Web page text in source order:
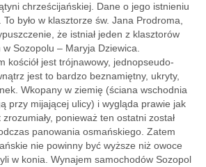
chrześcijańskiej. Dane o jego istnieniu
było w klasztorze św. Jana Prodroma,
że istniał jeden z klasztorów
w Sozopolu – Maryja Dziewica.
kościół jest trójnawowy, jednopseudo-
jest to bardzo beznamiętny, ukryty,
Wkopany w ziemię (ściana wschodnia
przy mijającej ulicy) i wygląda prawie jak
ponieważ ten ostatni został
panowania osmańskiego. Zatem
nie powinny być wyższe niż owoce
w konia. Wynajem samochodów Sozopol